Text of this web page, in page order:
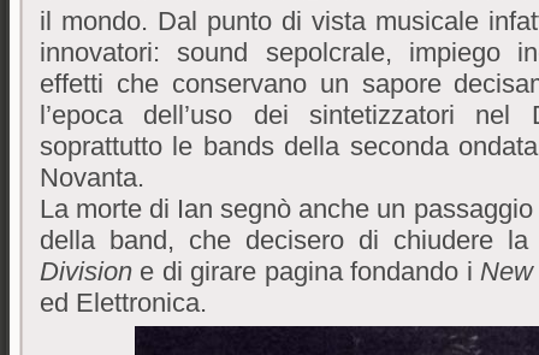
il mondo. Dal punto di vista musicale
innovatori: sound sepolcrale, impiego
effetti che conservano un sapore
l’epoca dell’uso dei sintetizzatori
soprattutto le bands della seconda
Novanta.
La morte di Ian segnò anche un
della band, che decisero di chiudere
Division e di girare pagina fondando i
ed Elettronica.